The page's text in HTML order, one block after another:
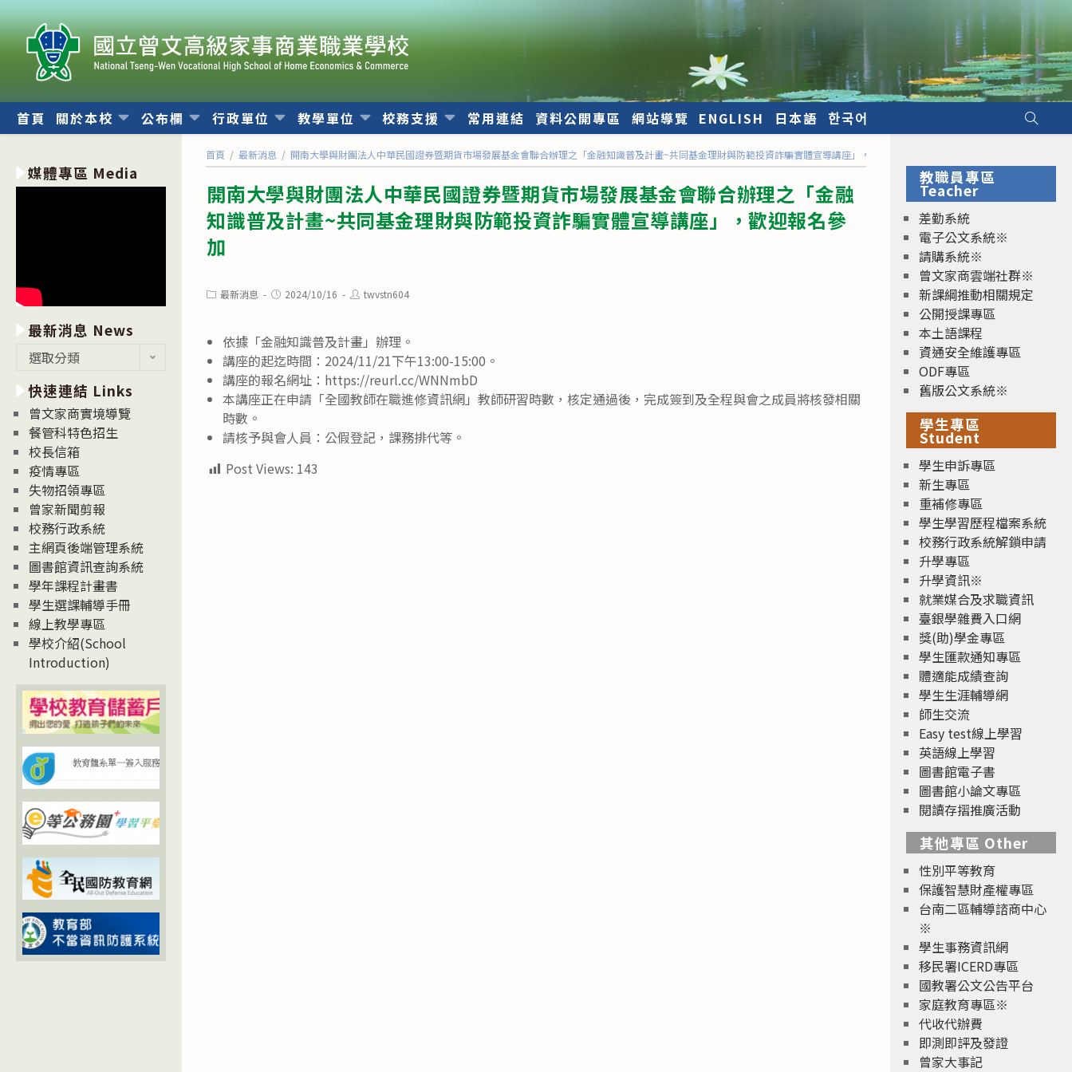
跳
轉
至
內
首頁 關於本校 公布欄 行政單位 教學單位 校務支援 常用連結 資料公開專區 網站導覽 ENGLISH 日本語 한국어
首頁 / 最新消息 / 開南大學與財團法人中華民國證券暨期貨市場發展基金會聯合辦理之「金融知識普及計畫~共同基金理財與防範投資詐騙實體宣導講座」，歡迎報名參加
開南大學與財團法人中華民國證券暨期貨市場發展基金會聯合辦理之「金融
知識普及計畫~共同基金理財與防範投資詐騙實體宣導講座」，歡迎報名參
加
Post最新消息
Post2024/10/16
Posttwvstn604
依據「金融知識普及計畫」辦理。
講座的起迄時間：2024/11/21下午13:00-15:00。
講座的報名網址：https://reurl.cc/WNNmbD
本講座正在申請「全國教師在職進修資訊網」教師研習時數，核定通過後，完成簽到及全程與會之成員將核發相關
時數。
請核予與會人員：公假登記，課務排代等。
Post Views: 143
媒體專區 Media
最新消息 News
消
息
News
選取分類
快速連結 Links
曾文家商實境導覽
餐管科特色招生
校長信箱
疫情專區
失物招領專區
曾家新聞剪報
校務行政系統
主網頁後端管理系統
圖書館資訊查詢系統
學年課程計畫書
學生選課輔導手冊
線上教學專區
學校介紹(School
Introduction)
教職員專區
Teacher
差勤系統
電子公文系統※
請購系統※
曾文家商雲端社群※
新課綱推動相關規定
公開授課專區
本土語課程
資通安全維護專區
ODF專區
舊版公文系統※
學生專區
Student
學生申訴專區
新生專區
重補修專區
學生學習歷程檔案系統
校務行政系統解鎖申請
升學專區
升學資訊※
就業媒合及求職資訊
臺銀學雜費入口網
獎(助)學金專區
學生匯款通知專區
體適能成績查詢
學生生涯輔導網
師生交流
Easy test線上學習
英語線上學習
圖書館電子書
圖書館小論文專區
閱讀存摺推廣活動
其他專區 Other
性別平等教育
保護智慧財產權專區
台南二區輔導諮商中心
※
學生事務資訊網
移民署ICERD專區
國教署公文公告平台
家庭教育專區※
代收代辦費
即測即評及發證
曾家大事記